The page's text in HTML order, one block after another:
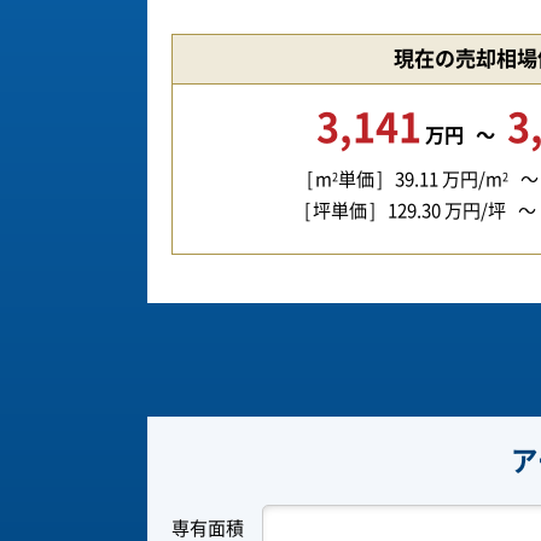
現在の売却相場
3,141 万円
m2単価 39.11 万円/m2
坪単価 129.30 万円/坪
専有面積